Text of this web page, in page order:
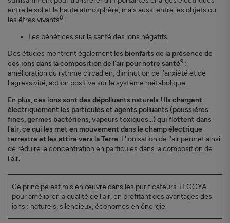
entre le sol et la haute atmosphère, mais aussi entre les objets ou
les êtres vivants8.
Les bénéfices sur la santé des ions négatifs
Des études montrent également les bienfaits de la présence de
ces ions dans la composition de l'air pour notre santé9 :
amélioration du rythme circadien, diminution de l'anxiété et de
l'agressivité, action positive sur le système métabolique.
En plus, ces ions sont des dépolluants naturels ! Ils chargent
électriquement les particules et agents polluants (poussières
fines, germes bactériens, vapeurs toxiques…) qui flottent dans
l'air, ce qui les met en mouvement dans le champ électrique
terrestre et les attire vers la Terre. L'ionisation de l'air permet ainsi
de réduire la concentration en particules dans la composition de
l'air.
Ce principe est mis en œuvre dans les purificateurs TEQOYA
pour améliorer la qualité de l'air, en profitant des avantages des
ions : naturels, silencieux, économes en énergie.